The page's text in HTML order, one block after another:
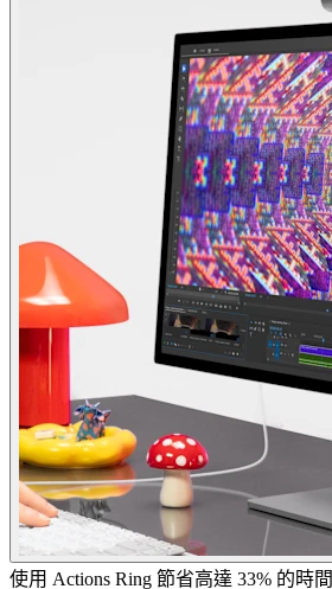
使用 Actions Ring 節省高達 33% 的時間